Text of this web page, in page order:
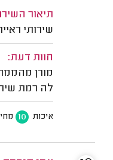
תיאור
שירותי
חוות דעת:
מורן
לה רמת
איכות 10